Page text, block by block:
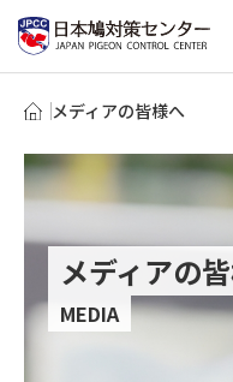
メディアの皆様へ
メディアの
MEDIA